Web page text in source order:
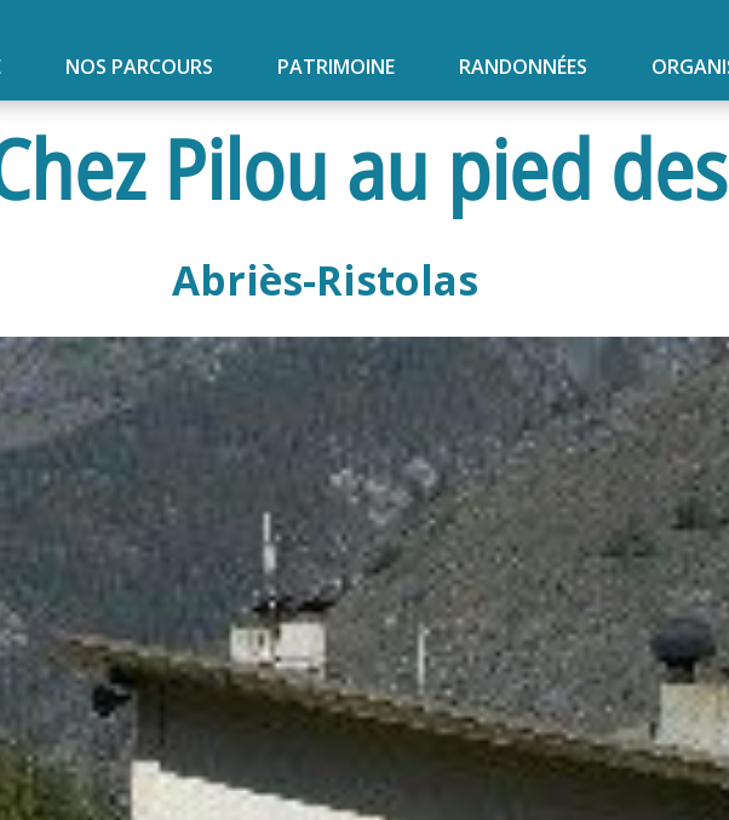
NOS PARCOURS PATRIMOINE RANDONNÉES
Pilou au pied
Abriès-Ristolas